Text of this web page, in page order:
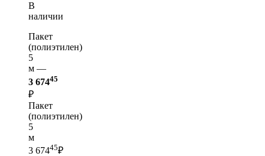
В
наличии
Пакет
(полиэтилен)
5
м —
3 67445
₽
Пакет
(полиэтилен)
5
м
3 67445₽